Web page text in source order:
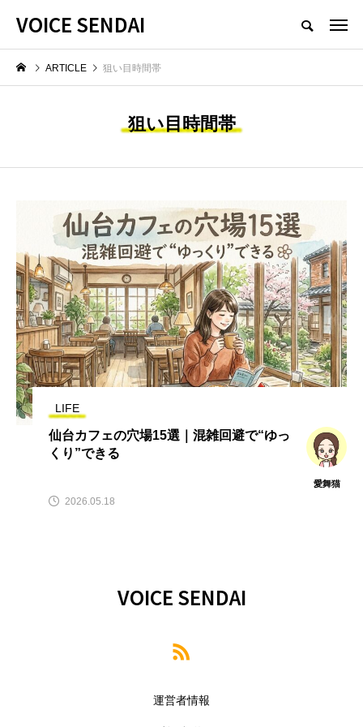
VOICE SENDAI
ARTICLE 狙い目時間帯
狙い目時間帯
LIFE
仙台カフェの穴場15選｜混雑回避で“ゆっ
くり”できる
愛舞猫
2026.05.18
VOICE SENDAI
運営者情報